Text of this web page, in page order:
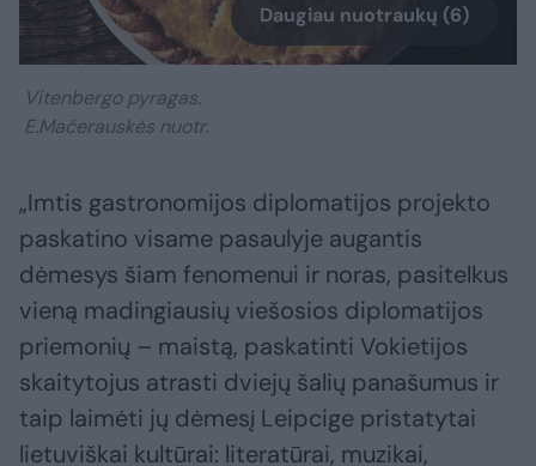
Daugiau nuotraukų (6)
Vitenbergo pyragas.
E.Mačerauskės nuotr.
„Imtis gastronomijos diplomatijos projekto
paskatino visame pasaulyje augantis
dėmesys šiam fenomenui ir noras, pasitelkus
vieną madingiausių viešosios diplomatijos
priemonių – maistą, paskatinti Vokietijos
skaitytojus atrasti dviejų šalių panašumus ir
taip laimėti jų dėmesį Leipcige pristatytai
lietuviškai kultūrai: literatūrai, muzikai,